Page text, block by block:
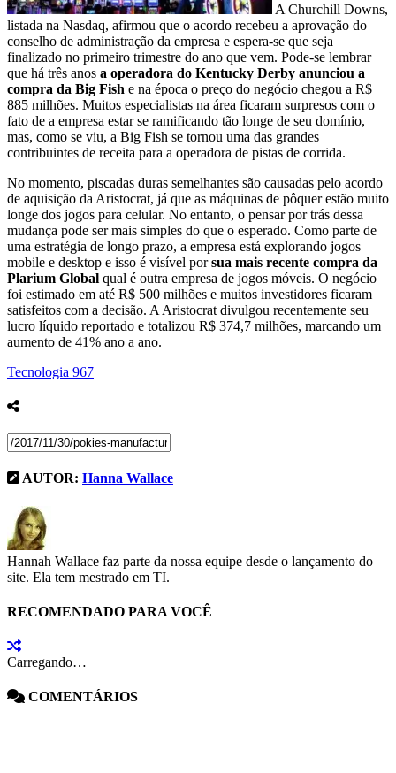
A Churchill Downs,
listada na Nasdaq, afirmou que o acordo recebeu a aprovação do
conselho de administração da empresa e espera-se que seja
finalizado no primeiro trimestre do ano que vem. Pode-se lembrar
que há três anos a operadora do Kentucky Derby anunciou a
compra da Big Fish e na época o preço do negócio chegou a R$
885 milhões. Muitos especialistas na área ficaram surpresos com o
fato de a empresa estar se ramificando tão longe de seu domínio,
mas, como se viu, a Big Fish se tornou uma das grandes
contribuintes de receita para a operadora de pistas de corrida.
No momento, piscadas duras semelhantes são causadas pelo acordo
de aquisição da Aristocrat, já que as máquinas de pôquer estão muito
longe dos jogos para celular. No entanto, o pensar por trás dessa
mudança pode ser mais simples do que o esperado. Como parte de
uma estratégia de longo prazo, a empresa está explorando jogos
mobile e desktop e isso é visível porsua mais recente compra da
Plarium Global qual é outra empresa de jogos móveis. O negócio
foi estimado em até R$ 500 milhões e muitos investidores ficaram
satisfeitos com a decisão. A Aristocrat divulgou recentemente seu
lucro líquido reportado e totalizou R$ 374,7 milhões, marcando um
aumento de 41% ano a ano.
Tecnologia 967
AUTOR: Hanna Wallace
Hannah Wallace faz parte da nossa equipe desde o lançamento do
site. Ela tem mestrado em TI.
RECOMENDADO PARA VOCÊ
Carregando…
COMENTÁRIOS